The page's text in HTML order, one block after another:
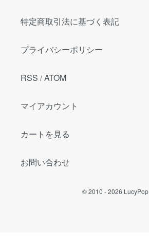
特定商取引法に基づく表記
プライバシーポリシー
RSS / ATOM
マイアカウント
カートを見る
お問い合わせ
© 2010 -2026 LucyPop